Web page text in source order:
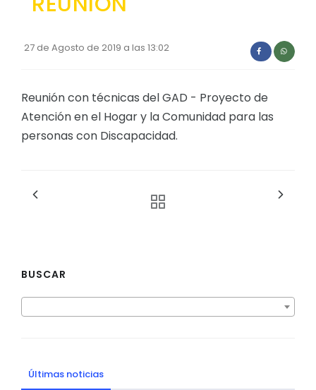
GESTIÓN ADMINISTRATIVA
Plan Anual Contratación - PAC
Plan Operativo Anual - POA
Cédulas presupuestarias y balances
Obras y proyectos
27 de Agosto de 2019 a las 13:02
Reunión con técnicas del GAD - Proyecto de
Atención en el Hogar y la Comunidad para las
personas con Discapacidad.
BUSCAR
Últimas noticias